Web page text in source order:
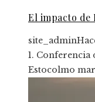
El impacto de
site_admin
1. Conferencia
Estocolmo